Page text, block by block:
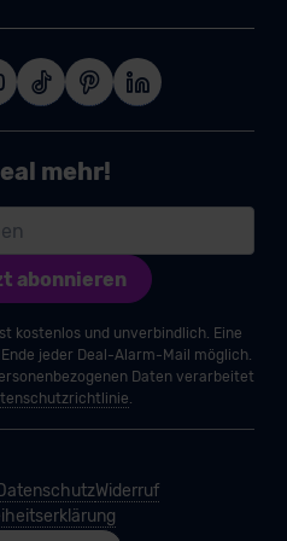
mehr!
abonnieren
kostenlos und unverbindlich. Eine
jeder Deal-Alarm-Mail möglich.
Daten verarbeitet
.
Widerruf